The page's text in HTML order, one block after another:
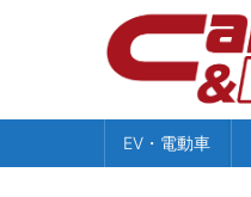
EV・電動車